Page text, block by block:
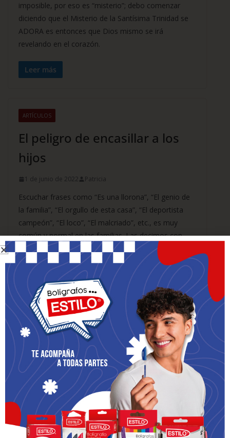
imposible, por eso es “misterio”; debo comenzar
diciendo que el Misterio de la Santísima Trinidad se
ADORA es entonces que Dios mismo se irá
revelando en el corazón.
Leer más
ARTÍCULOS
El peligro de encasillar a los
hijos
1 de junio de 2022 Patricia
Escuchar frases como “Es una llorona”, “El genio de
la familia”, “El orgullo de esta casa”, “El deportista
campeón”, “El loco”, “El malcriado”, etc., es muy
común y normal en las familias. Las decimos con
una facilidad sin darnos cuenta de lo que significan
para el que las recibe.
Leer más